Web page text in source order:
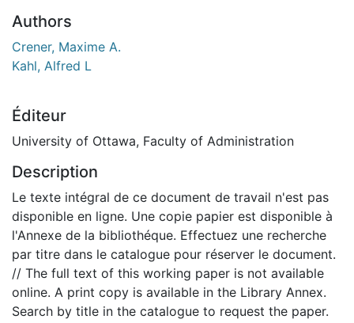
Authors
Crener, Maxime A.
Kahl, Alfred L
Éditeur
University of Ottawa, Faculty of Administration
Description
Le texte intégral de ce document de travail n'est pas
disponible en ligne. Une copie papier est disponible à
l'Annexe de la bibliothéque. Effectuez une recherche
par titre dans le catalogue pour réserver le document.
// The full text of this working paper is not available
online. A print copy is available in the Library Annex.
Search by title in the catalogue to request the paper.